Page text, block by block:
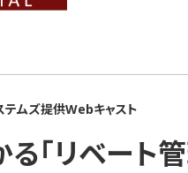
る「リベート
ムズ提供Webキャスト